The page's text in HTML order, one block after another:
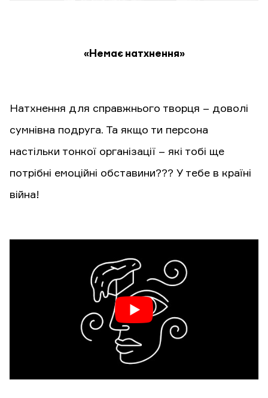
«Немає натхнення»
Натхнення для справжнього творця – доволі
сумнівна подруга. Та якщо ти персона
настільки тонкої організації – які тобі ще
потрібні емоційні обставини??? У тебе в країні
війна!